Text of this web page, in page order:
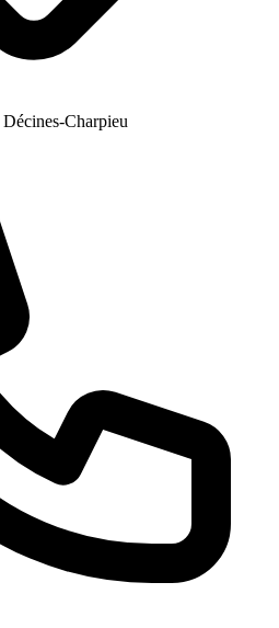
Décines-Charpieu